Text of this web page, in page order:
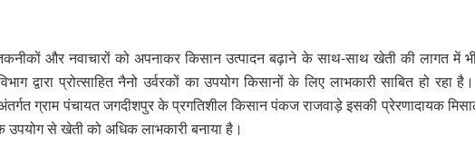
और नवाचारों को अपनाकर किसान उत्पादन बढ़ाने के साथ-साथ खेती की लागत में
द्वारा प्रोत्साहित नैनो उर्वरकों का उपयोग किसानों के लिए लाभकारी साबित हो
ग्राम पंचायत जगदीशपुर के प्रगतिशील किसान पंकज राजवाड़े इसकी प्रेरणादायक
उपयोग से खेती को अधिक लाभकारी बनाया है।